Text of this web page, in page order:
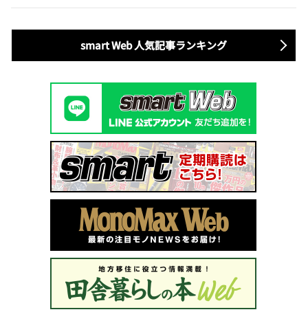
smart Web 人気記事ランキング